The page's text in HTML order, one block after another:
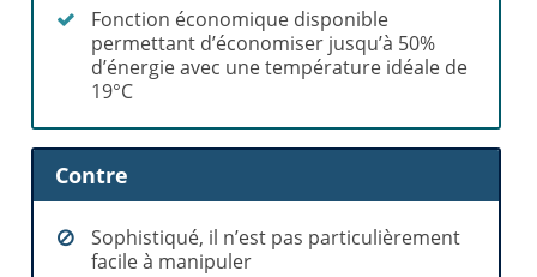
Fonction économique disponible
permettant d’économiser jusqu’à 50%
d’énergie avec une température idéale de
19°C
Contre
Sophistiqué, il n’est pas particulièrement
facile à manipuler